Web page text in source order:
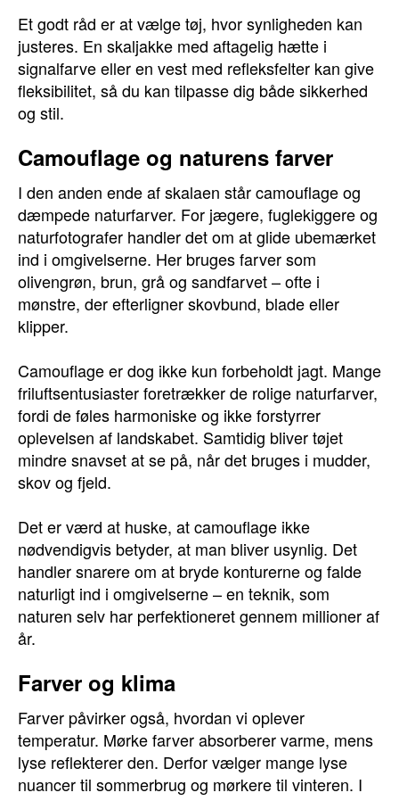
Et godt råd er at vælge tøj, hvor synligheden kan
justeres. En skaljakke med aftagelig hætte i
signalfarve eller en vest med refleksfelter kan give
fleksibilitet, så du kan tilpasse dig både sikkerhed
og stil.
Camouflage og naturens farver
I den anden ende af skalaen står camouflage og
dæmpede naturfarver. For jægere, fuglekiggere og
naturfotografer handler det om at glide ubemærket
ind i omgivelserne. Her bruges farver som
olivengrøn, brun, grå og sandfarvet – ofte i
mønstre, der efterligner skovbund, blade eller
klipper.
Camouflage er dog ikke kun forbeholdt jagt. Mange
friluftsentusiaster foretrækker de rolige naturfarver,
fordi de føles harmoniske og ikke forstyrrer
oplevelsen af landskabet. Samtidig bliver tøjet
mindre snavset at se på, når det bruges i mudder,
skov og fjeld.
Det er værd at huske, at camouflage ikke
nødvendigvis betyder, at man bliver usynlig. Det
handler snarere om at bryde konturerne og falde
naturligt ind i omgivelserne – en teknik, som
naturen selv har perfektioneret gennem millioner af
år.
Farver og klima
Farver påvirker også, hvordan vi oplever
temperatur. Mørke farver absorberer varme, mens
lyse reflekterer den. Derfor vælger mange lyse
nuancer til sommerbrug og mørkere til vinteren. I